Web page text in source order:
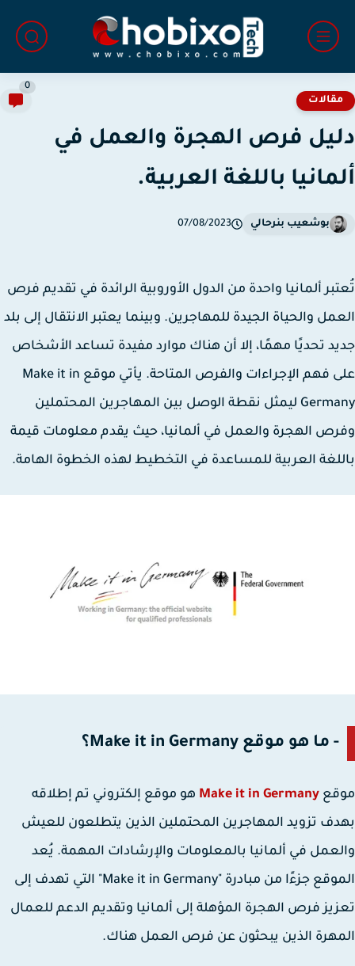
فرص الهجرة والعمل في
باللغة العربية.
بوشعيب بنرحالي 07/08/2023
ألمانيا واحدة من الدول الأوروبية الرائدة في تقديم فرص
والحياة الجيدة للمهاجرين. وبينما يعتبر الانتقال إلى بلد
تحديًا مهمًا، إلا أن هناك موارد مفيدة تساعد الأشخاص
على فهم الإجراءات والفرص المتاحة. يأتي موقع Make it in
Germany ليمثل نقطة الوصل بين المهاجرين المحتملين
الهجرة والعمل في ألمانيا، حيث يقدم معلومات قيمة
العربية للمساعدة في التخطيط لهذه الخطوة الهامة.
- ما هو موقع Make it in Germany؟
Make it in Germanyهو موقع إلكتروني تم إطلاقه
تزويد المهاجرين المحتملين الذين يتطلعون للعيش
في ألمانيا بالمعلومات والإرشادات المهمة. يُعد
الموقع جزءًا من مبادرة "Make it in Germany" التي تهدف إلى
فرص الهجرة المؤهلة إلى ألمانيا وتقديم الدعم للعمال
الذين يبحثون عن فرص العمل هناك.